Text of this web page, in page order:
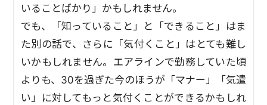
いることばかり」かもしれません。
でも、「知っていること」と「できること」はま
た別の話で、さらに「気付くこと」はとても難し
いかもしれません。エアラインで勤務していた頃
よりも、30を過ぎた今のほうが「マナー」「気遣
い」に対してもっと気付くことができるかもしれ